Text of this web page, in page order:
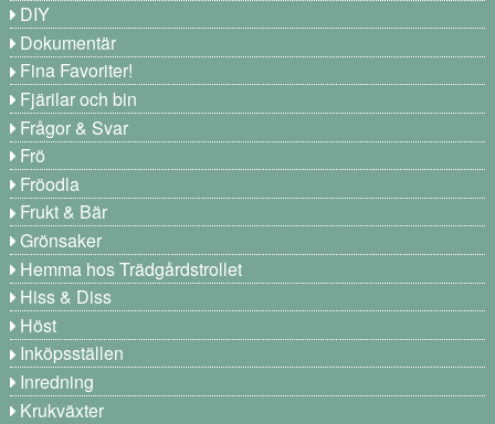
DIY
Dokumentär
Fina Favoriter!
Fjärilar och bin
Frågor & Svar
Frö
Fröodla
Frukt & Bär
Grönsaker
Hemma hos Trädgårdstrollet
Hiss & Diss
Höst
Inköpsställen
Inredning
Krukväxter